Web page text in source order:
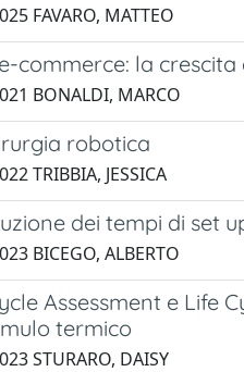
FAVARO, MATTEO
commerce: la
BONALDI, MARCO
robotica
TRIBBIA, JESSICA
dei tempi di set
BICEGO, ALBERTO
Assessment e Life
termico
STURARO, DAISY